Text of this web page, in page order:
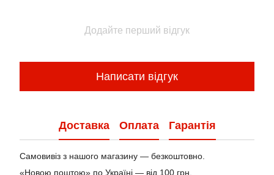
Додайте перший відгук
Написати відгук
Доставка Оплата Гарантія
Самовивіз з нашого магазину — безкоштовно.
«Новою поштою» по Україні — від 100 грн.